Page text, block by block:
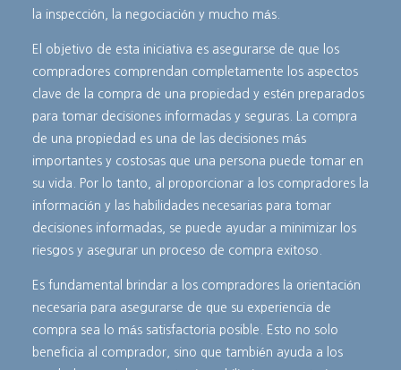
la inspección, la negociación y mucho más.
El objetivo de esta iniciativa es asegurarse de que los
compradores comprendan completamente los aspectos
clave de la compra de una propiedad y estén preparados
para tomar decisiones informadas y seguras. La compra
de una propiedad es una de las decisiones más
importantes y costosas que una persona puede tomar en
su vida. Por lo tanto, al proporcionar a los compradores la
información y las habilidades necesarias para tomar
decisiones informadas, se puede ayudar a minimizar los
riesgos y asegurar un proceso de compra exitoso.
Es fundamental brindar a los compradores la orientación
necesaria para asegurarse de que su experiencia de
compra sea lo más satisfactoria posible. Esto no solo
beneficia al comprador, sino que también ayuda a los